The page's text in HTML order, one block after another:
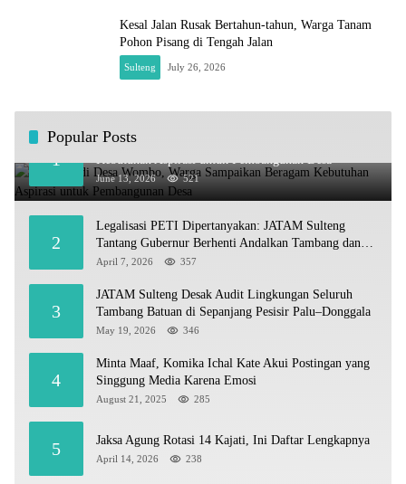
Kesal Jalan Rusak Bertahun-tahun, Warga Tanam
Pohon Pisang di Tengah Jalan
Sulteng July 26, 2026
Popular Posts
1
Kundapil di Desa Wombo, Warga Sampaikan Beragam
June 13, 2026 521
2
Legalisasi PETI Dipertanyakan: JATAM Sulteng
Tantang Gubernur Berhenti Andalkan Tambang dan
Selamatkan Parigi Moutong sebagai Lumbung Pangan
April 7, 2026 357
3
JATAM Sulteng Desak Audit Lingkungan Seluruh
Tambang Batuan di Sepanjang Pesisir Palu–Donggala
May 19, 2026 346
4
Minta Maaf, Komika Ichal Kate Akui Postingan yang
Singgung Media Karena Emosi
August 21, 2025 285
5 Jaksa Agung Rotasi 14 Kajati, Ini Daftar Lengkapnya
April 14, 2026 238